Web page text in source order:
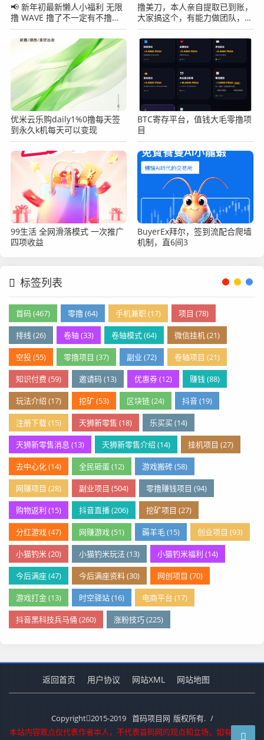
📢 新年初最新懒人小福利 无限
撸 WAVE 撸了不一定有不撸肯
定没有！
撸美刀，本人亲自提取已到账，
大家搞这个，有能力做团队，无
线代收溢
优米云乐购daily1%0撸每天签
到永久k机每天可以变现
BTC寄存平台，值钱大毛零撸项
目
99生活 全网滑落模式 一次推广
四项收益
BuyerEx拜尔，签到流配合爬墙
机制，直6间3
标签列表
首码 (467) 零撸 (64) 手机兼职 (17) 项目 (78)
排线 (26) 卷轴 (33) 卷轴模式 (64) 微信挂机 (21)
空投 (55) 零撸项目 (37) 副业 (72) 卷轴项目 (21)
知识付费 (59) 邀请码 (13) 优惠券 (12) 赚钱 (88)
玩法介绍 (17) 挖矿 (53) 区块链 (24) 抖音 (19)
注册下载 (15) 天狮新零售 (18) 乐买买 (14)
天狮新零售消息 (13) 天狮新零售介绍 (14) 挂机项目 (27)
去中心化 (14) 全民砸蛋 (12) 游戏搬砖 (58)
网赚项目 (28) 副业项目 (504) 零撸赚钱项目 (94)
购物返利 (15) 抖音直播 (206) 挖矿项目 (27)
分红游戏 (47) 网赚游戏 (51) 薅羊毛 (15) 创业项目 (93)
小猫钓米 (20) 小猫钓米玩法 (13) 小猫钓米福利 (14)
今后满座 (47) 今后满座资料 (30) 网创项目 (70)
游戏打金 (13) 时空驿站 (16) 电商平台 (17)
抖音黑科技兵马俑 (260) 涨粉技巧 (225)
返回首页 用户协议 网站XML 网站地图
Copyright 2015-2019 首码项目网 版权所有. /
本站内容观点仅代表作者本人，不代表首码网的观点和立场，如有侵犯您